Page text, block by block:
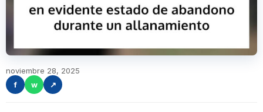
noviembre 28, 2025
f
w ↗